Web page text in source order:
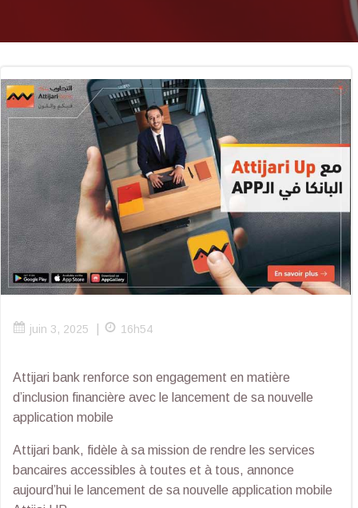
juin 3, 2025 16h54
Attijari bank renforce son engagement en matière
d’inclusion financière avec le lancement de sa nouvelle
application mobile
Attijari bank, fidèle à sa mission de rendre les services
bancaires accessibles à toutes et à tous, annonce
aujourd’hui le lancement de sa nouvelle application mobile